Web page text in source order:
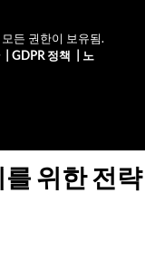
든 권한이 보유됨.
| GDPR 정책
노
위한 전략